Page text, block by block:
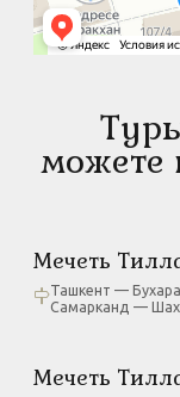
можете
Мечеть
Ташкент —
Самарканд —
Мечеть